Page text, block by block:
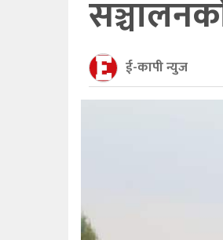
ई-कापी न्युज